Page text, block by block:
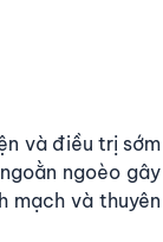
và điều trị sớm
ngoèo gây
mạch và thuyên